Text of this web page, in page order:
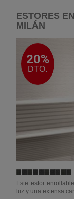
ESTORES
MILÁN
20%
DTO.
Este estor
luz y una extensa